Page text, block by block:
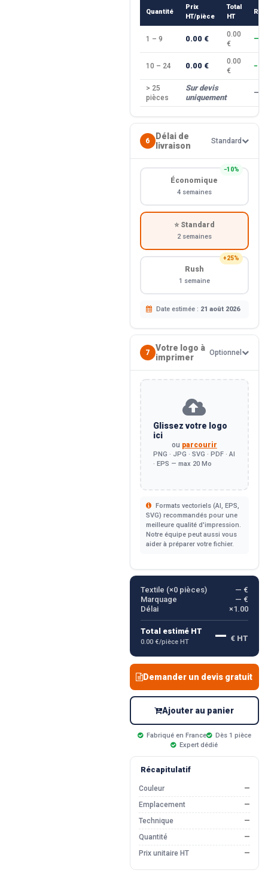
Quantité
Prix
HT/pièce
Total
HT
1 – 9 0.00 €
0.00
€
—
10 – 24 0.00 €
0.00
€
> 25
pièces
Sur devis
uniquement
—
6
Délai de
livraison
Standard
−10%
Économique
4 semaines
⭐ Standard
2 semaines
+25%
Rush
1 semaine
Date estimée : 21 août 2026
7
Votre logo à
imprimer
Optionnel
Glissez votre logo
ici
ou parcourir
PNG · JPG · SVG · PDF · AI
· EPS — max 20 Mo
Formats vectoriels (AI, EPS,
SVG) recommandés pour une
meilleure qualité d'impression.
Notre équipe peut aussi vous
aider à préparer votre fichier.
Textile (×0pièces)
— €
Marquage
— €
Délai
×1.00
Total estimé HT
0.00 €/pièce HT — € HT
Demander un devis gratuit
Ajouter au panier
Fabriqué en France
Dès 1 pièce
Expert dédié
Récapitulatif
Couleur
—
Emplacement
—
Technique
—
Quantité
—
Prix unitaire HT
—